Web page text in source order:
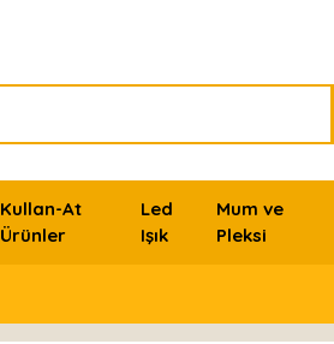
Kullan-At
Ürünler
Led
Işık
Mum ve
Pleksi